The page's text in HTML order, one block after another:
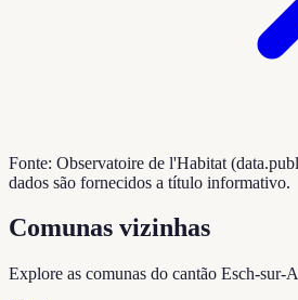
Fonte: Observatoire de l'Habitat
dados são fornecidos a título informativo.
Comunas vizinhas
Explore as comunas do cantão Esch-sur-